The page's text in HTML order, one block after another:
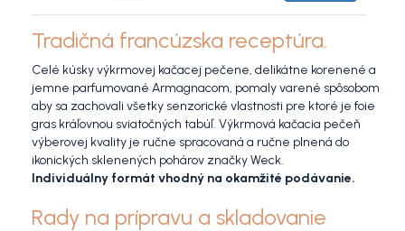
Tradičná francúzska receptúra.
Celé kúsky výkrmovej kačacej pečene, delikátne korenené a
jemne parfumované Armagnacom, pomaly varené spôsobom
aby sa zachovali všetky senzorické vlastnosti pre ktoré je foie
gras kráľovnou sviatočných tabúľ. Výkrmová kačacia pečeň
výberovej kvality je ručne spracovaná a ručne plnená do
ikonických sklenených pohárov značky Weck.
Individuálny formát vhodný na okamžité podávanie.
Rady na prípravu a skladovanie